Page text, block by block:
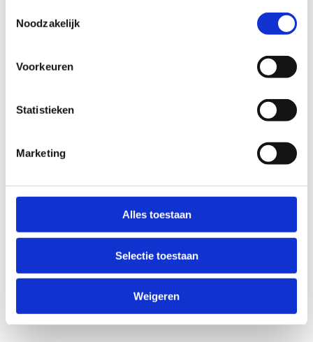
Noodzakelijk
Voorkeuren
Statistieken
Marketing
Alles toestaan
Selectie toestaan
Weigeren
Anti-Robot Verification
Click to start verification
Verzend